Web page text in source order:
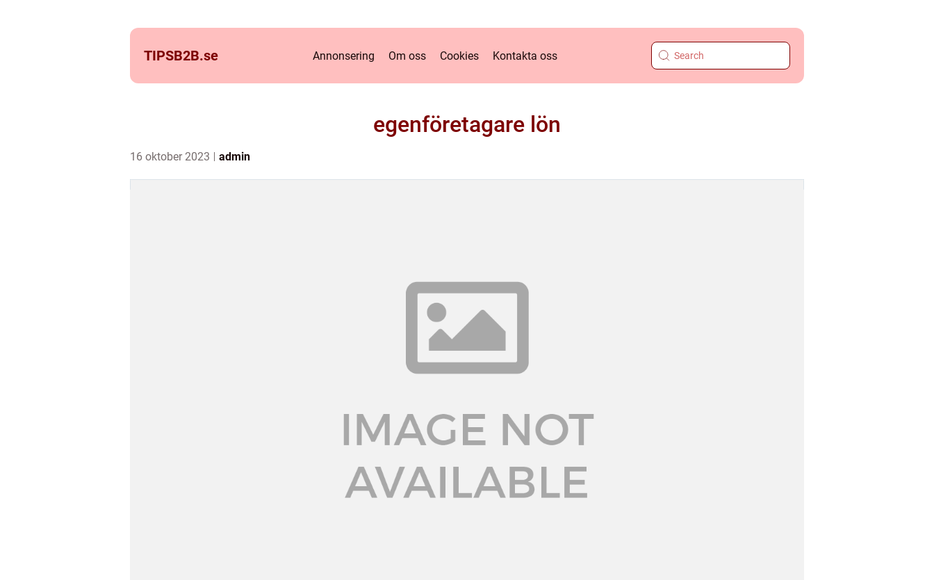
TIPSB2B.se Annonsering Om oss Cookies Kontakta oss
egenföretagare lön
16 oktober 2023 admin